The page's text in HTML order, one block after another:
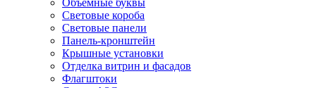
Объемные буквы
Световые короба
Световые панели
Панель-кронштейн
Крышные установки
Отделка витрин и фасадов
Флагштоки